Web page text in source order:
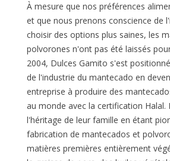
À mesure que nos préférences
et que nous prenons conscience de
choisir des options plus saines, les
polvorones n'ont pas été laissés
2004, Dulces Gamito s'est
de l'industrie du mantecado en
entreprise à produire des
au monde avec la certification Halal.
l'héritage de leur famille en étant
fabrication de mantecados et
matières premières entièrement